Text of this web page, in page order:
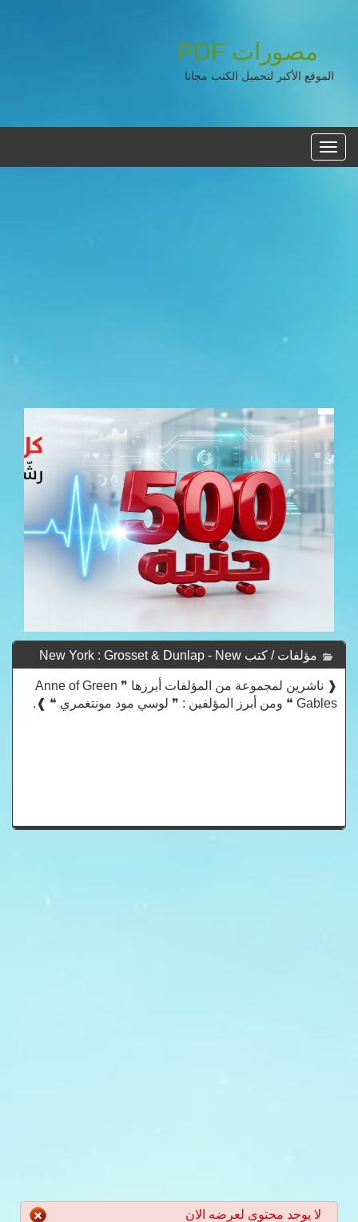
مصورات PDF
الموقع الأكبر لتحميل الكتب مجانا
القائمه
الرئيسية
مؤلفات / كتب New York : Grosset & Dunlap - New
York : Grosset & Dunlap
❰ ناشرين لمجموعة من المؤلفات أبرزها ❞ Anne of Green
Gables ❝ ومن أبرز المؤلفين : ❞ لوسي مود مونتغمري ❝ ❱.
لا يوجد محتوى لعرضه الان